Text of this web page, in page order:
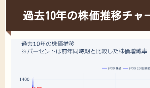
過去10年の株価推移チャ